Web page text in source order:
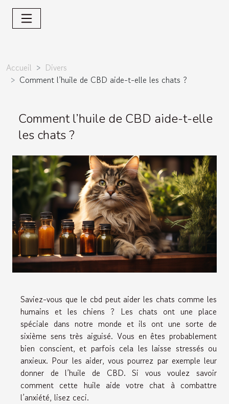
Accueil
Divers
Comment l’huile de CBD aide-t-elle les chats ?
Comment l’huile de CBD aide-t-elle
les chats ?
Saviez-vous que le cbd peut aider les chats comme les
humains et les chiens ? Les chats ont une place
spéciale dans notre monde et ils ont une sorte de
sixième sens très aiguisé. Vous en êtes probablement
bien conscient, et parfois cela les laisse stressés ou
anxieux. Pour les aider, vous pourrez par exemple leur
donner de l’huile de CBD. Si vous voulez savoir
comment cette huile aide votre chat à combattre
l’anxiété, lisez ceci.